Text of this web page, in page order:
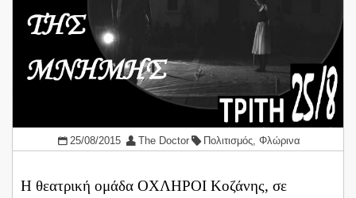
25/08/2015 The Doctor Πολιτισμός, Φλώρινα
Η θεατρική ομάδα ΟΧΛΗΡΟΙ Κοζάνης, σε